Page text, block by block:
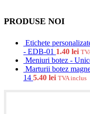
PRODUSE NOI
Etichete
- EDB-01 1.40 lei
Meniuri botez -
Marturii botez
14 5.40 lei TVA inclus